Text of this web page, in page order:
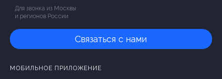
Для звонка из Москвы
и регионов России
Связаться с нами
МОБИЛЬНОЕ ПРИЛОЖЕНИЕ